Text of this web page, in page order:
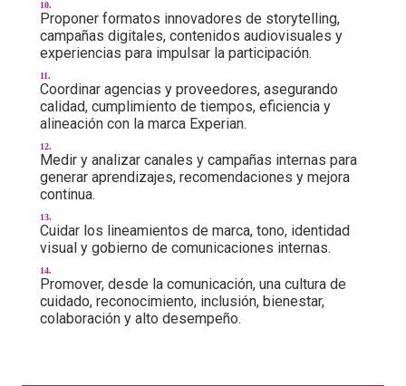
Proponer formatos innovadores de storytelling,
campañas digitales, contenidos audiovisuales y
experiencias para impulsar la participación.
Coordinar agencias y proveedores, asegurando
calidad, cumplimiento de tiempos, eficiencia y
alineación con la marca Experian.
Medir y analizar canales y campañas internas para
generar aprendizajes, recomendaciones y mejora
continua.
Cuidar los lineamientos de marca, tono, identidad
visual y gobierno de comunicaciones internas.
Promover, desde la comunicación, una cultura de
cuidado, reconocimiento, inclusión, bienestar,
colaboración y alto desempeño.